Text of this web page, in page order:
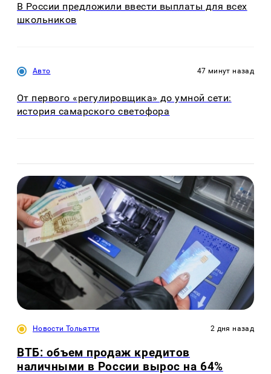
В России предложили ввести выплаты для всех
школьников
Авто 47 минут назад
От первого «регулировщика» до умной сети:
история самарского светофора
Новости Тольятти 2 дня назад
ВТБ: объем продаж кредитов
наличными в России вырос на 64%